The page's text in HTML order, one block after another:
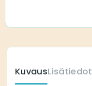
KuvausLisätiedot